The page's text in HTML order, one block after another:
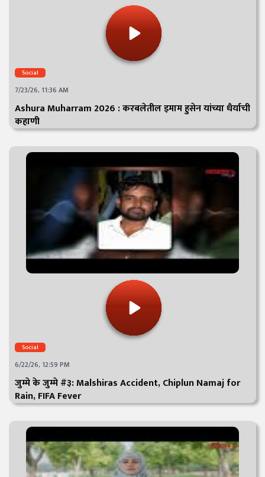
Social
7/23/26, 11:36 AM
Ashura Muharram 2026 : करबलेतील इमाम हुसेन यांच्या धैर्याची
कहाणी
Social
6/22/26, 12:59 PM
जुम्मे के जुम्मे #३: Malshiras Accident, Chiplun Namaj for
Rain, FIFA Fever